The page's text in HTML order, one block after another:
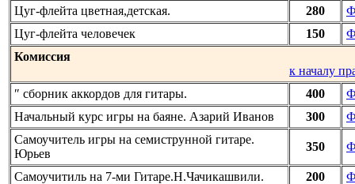
Цуг-флейта цветная,детская.
280
Цуг-флейта человечек
150
Комиссия
к началу
″ сборник аккордов для гитары.
400
Начальный курс игры на баяне. Азарий Иванов
300
Самоучитель игры на семиструнной гитаре.
Юрьев
350
Самоучитиль на 7-ми Гитаре.Н.Чачикашвили. 200